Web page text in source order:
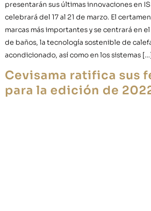
presentarán sus últimas innovaciones en
celebrará del 17 al 21 de marzo. El
marcas más importantes y se centrará en
de baños, la tecnología sostenible de
acondicionado, así como en los sistemas
Cevisama ratifica sus
para la edición de